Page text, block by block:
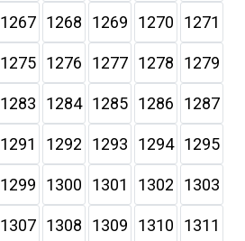
1267 1268 1269 1270 1271
1275 1276 1277 1278 1279
1283 1284 1285 1286 1287
1291 1292 1293 1294 1295
1299 1300 1301 1302 1303
1307 1308 1309 1310 1311